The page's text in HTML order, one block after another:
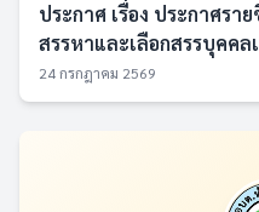
ประกาศ เรื่อง ประกาศร
สรรหาและเลือกสรรบุคค
24 กรกฎาคม 2569